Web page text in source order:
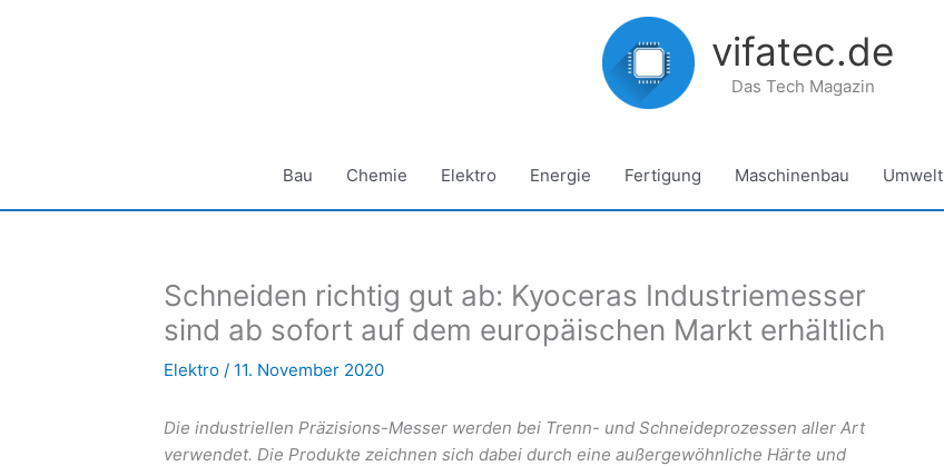
vifatec.de
Das Tech Magazin
Bau Chemie Elektro Energie Fertigung Maschinenbau Umwelt
Schneiden richtig gut ab: Kyoceras Industriemesser
sind ab sofort auf dem europäischen Markt erhältlich
Elektro / 11. November 2020
Die industriellen Präzisions-Messer werden bei Trenn- und Schneideprozessen aller Art
verwendet. Die Produkte zeichnen sich dabei durch eine außergewöhnliche Härte und